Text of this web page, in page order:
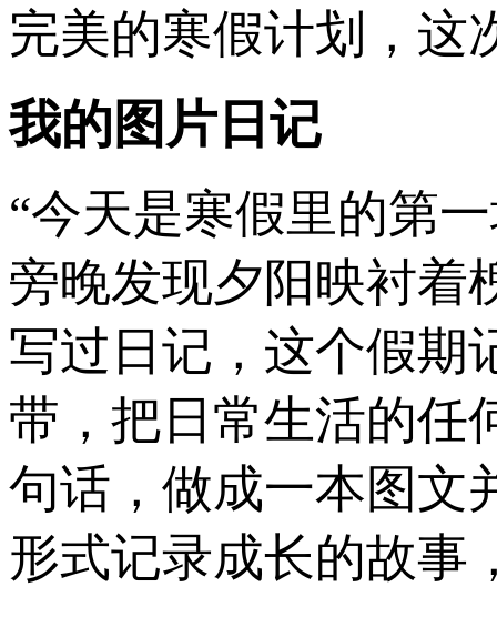
完美的寒假计划，这
我的图片日记
“今天是寒假里的第
旁晚发现夕阳映衬
写过日记，这个假期
带，把日常生活的任
句话，做成一本图文
形式记录成长的故事